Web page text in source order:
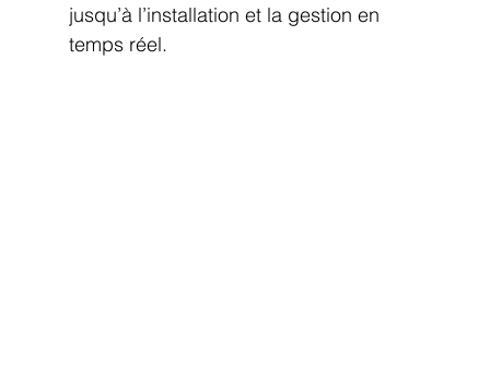
jusqu’à l’installation et la gestion en
temps réel.